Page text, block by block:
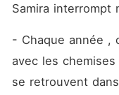
Samira interrompt
- Chaque année ,
avec les
se retrouvent